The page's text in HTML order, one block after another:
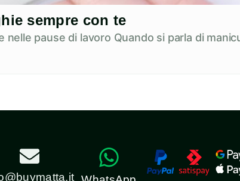
sempre con te
pause di lavoro Quando si parla di